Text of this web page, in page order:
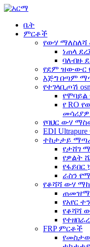
ቤት
ምርቶች
የውሃ ማለስለሻ
ነጠላ
ባለብዙ
የደም ዝውውር
እጅግ በጣም
የተገላቢጦሽ
የ RO
የባህር ውሃ
EDI
ተከታታይ
የታሸገ
የዎልት
የፋይበር
ራስን
የቆሻሻ ውሃ
የአየር
የቆሻሻ
FRP ምርቶች